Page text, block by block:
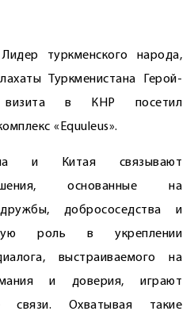
туркменского народа,
Туркменистана Герой-
в КНР посетил
«Equuleus».
и Китая связывают
основанные на
добрососедства и
роль в укреплении
выстраи­ваемого на
и доверия, играют
связи. Охватывая такие